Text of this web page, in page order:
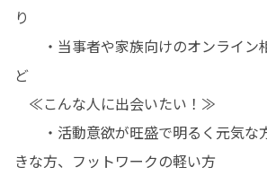
り
・当事者や家族向けのオンライン
ど
≪こんな人に出会いたい！≫
・活動意欲が旺盛で明るく元気な
きな方、フットワークの軽い方